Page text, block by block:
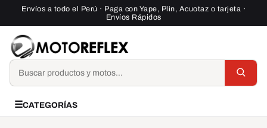
Saltar al contenido
Envíos a todo el Perú · Paga con Yape, Plin, Acuotaz o tarjeta ·
Envíos Rápidos
Buscar
☰CATEGORÍAS